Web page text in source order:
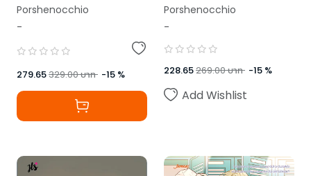
Porshenocchio
-
279.65329.00บาท -15 %
Porshenocchio
-
228.65269.00บาท -15 %
Add Wishlist